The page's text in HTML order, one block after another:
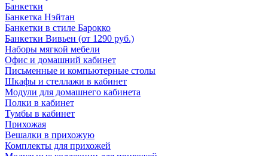
Банкетки
Банкетка Нэйтан
Банкетки в стиле Барокко
Банкетки Вивьен (от 1290 руб.)
Наборы мягкой мебели
Офис и домашний кабинет
Письменные и компьютерные столы
Шкафы и стеллажи в кабинет
Модули для домашнего кабинета
Полки в кабинет
Тумбы в кабинет
Прихожая
Вешалки в прихожую
Комплекты для прихожей